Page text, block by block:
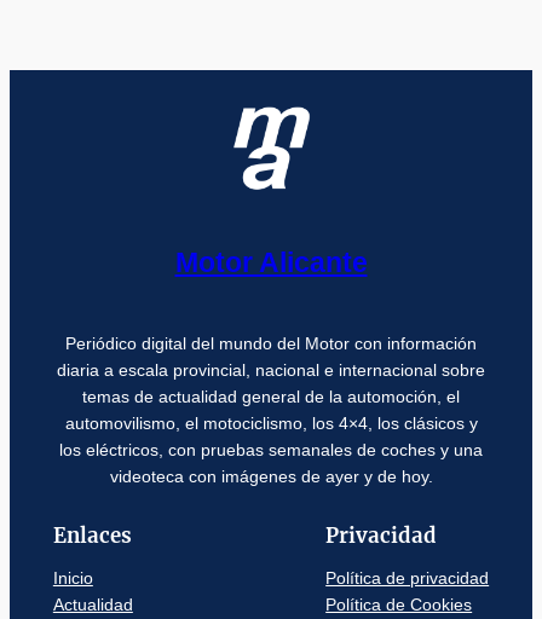
Motor Alicante
Periódico digital del mundo del Motor con información
diaria a escala provincial, nacional e internacional sobre
temas de actualidad general de la automoción, el
automovilismo, el motociclismo, los 4×4, los clásicos y
los eléctricos, con pruebas semanales de coches y una
videoteca con imágenes de ayer y de hoy.
Enlaces
Inicio
Actualidad
Privacidad
Política de privacidad
Política de Cookies